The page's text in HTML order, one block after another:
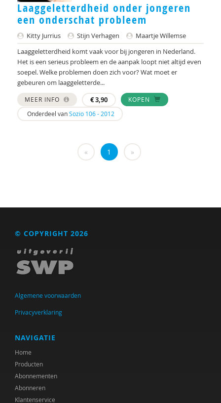
Mies Bezemer
Janne Bless
Paul Boelen
Marjan Boertjes
Arjan Bolt
Timo Bolt
Bodo Bombosch
Monique Bransen
R.A.R. Bullens
Svenja Büttner
Jette C. van den Berg
Büsrâ K ca
Laaggeletterdheid onder jongeren
een onderschat probleem
Kitty Jurrius Stijn Verhagen
Maartje Willemse
Laaggeletterdheid komt vaak voor bij jongeren in Nederland.
Het is een serieus probleem en de aanpak loopt niet altijd even
soepel. Welke problemen doen zich voor? Wat moet er
gebeuren om laaggeletterde...
MEER INFO €3,90
KOPEN
Onderdeel vanSozio 106 - 2012
« 1 »
© COPYRIGHT 2026
Algemene voorwaarden
Privacyverklaring
NAVIGATIE
Home
Producten
Abonnementen
Abonneren
Klantenservice